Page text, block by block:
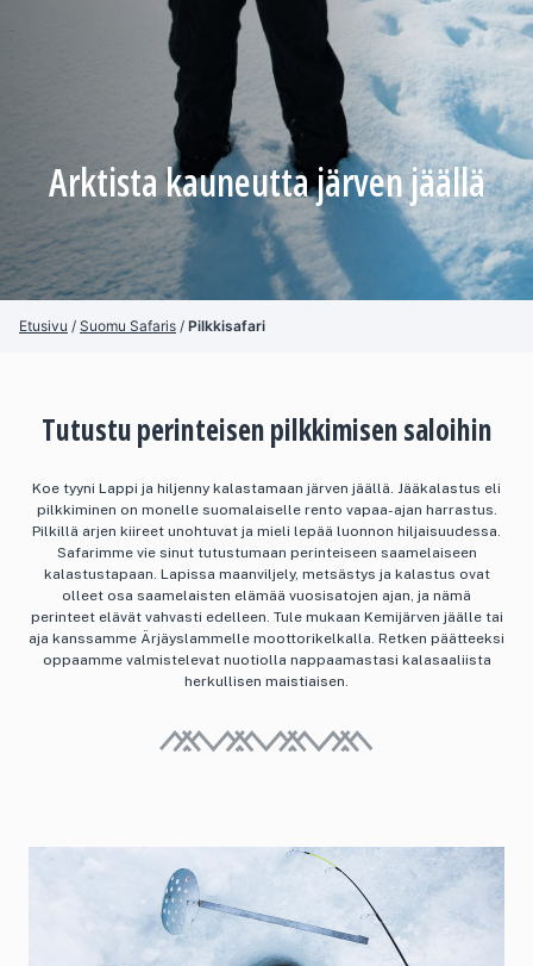
Arktista kauneutta järven jäällä
Etusivu / Suomu Safaris / Pilkkisafari
Tutustu perinteisen pilkkimisen saloihin
Koe tyyni Lappi ja hiljenny kalastamaan järven jäällä. Jääkalastus eli
pilkkiminen on monelle suomalaiselle rento vapaa-ajan harrastus.
Pilkillä arjen kiireet unohtuvat ja mieli lepää luonnon hiljaisuudessa.
Safarimme vie sinut tutustumaan perinteiseen saamelaiseen
kalastustapaan. Lapissa maanviljely, metsästys ja kalastus ovat
olleet osa saamelaisten elämää vuosisatojen ajan, ja nämä
perinteet elävät vahvasti edelleen. Tule mukaan Kemijärven jäälle tai
aja kanssamme Ärjäyslammelle moottorikelkalla. Retken päätteeksi
oppaamme valmistelevat nuotiolla nappaamastasi kalasaaliista
herkullisen maistiaisen.